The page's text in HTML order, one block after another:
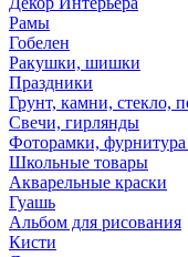
Рамы
Гобелен
Ракушки, шишки
Праздники
Грунт, камни, стекло,
Свечи, гирлянды
Фоторамки, фурнитура
Школьные товары
Акварельные краски
Гуашь
Альбом для рисования
Кисти